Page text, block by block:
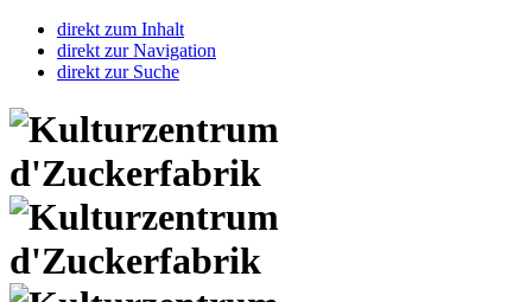
direkt zum Inhalt
direkt zur Navigation
direkt zur Suche